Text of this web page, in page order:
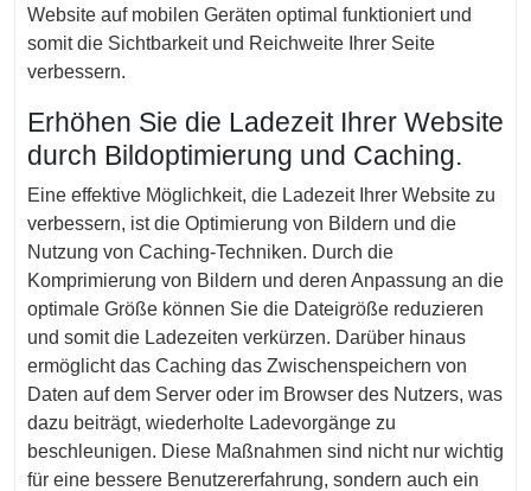
Website auf mobilen Geräten optimal funktioniert und
somit die Sichtbarkeit und Reichweite Ihrer Seite
verbessern.
Erhöhen Sie die Ladezeit Ihrer Website
durch Bildoptimierung und Caching.
Eine effektive Möglichkeit, die Ladezeit Ihrer Website zu
verbessern, ist die Optimierung von Bildern und die
Nutzung von Caching-Techniken. Durch die
Komprimierung von Bildern und deren Anpassung an die
optimale Größe können Sie die Dateigröße reduzieren
und somit die Ladezeiten verkürzen. Darüber hinaus
ermöglicht das Caching das Zwischenspeichern von
Daten auf dem Server oder im Browser des Nutzers, was
dazu beiträgt, wiederholte Ladevorgänge zu
beschleunigen. Diese Maßnahmen sind nicht nur wichtig
für eine bessere Benutzererfahrung, sondern auch ein